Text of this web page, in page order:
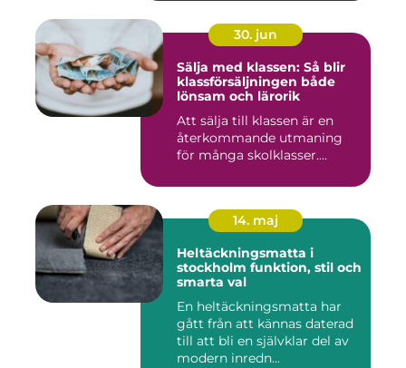
30. jun
Sälja med klassen: Så blir
klassförsäljningen både
lönsam och lärorik
Att sälja till klassen är en
återkommande utmaning
för många skolklasser....
14. maj
Heltäckningsmatta i
stockholm funktion, stil och
smarta val
En heltäckningsmatta har
gått från att kännas daterad
till att bli en självklar del av
modern inredn...